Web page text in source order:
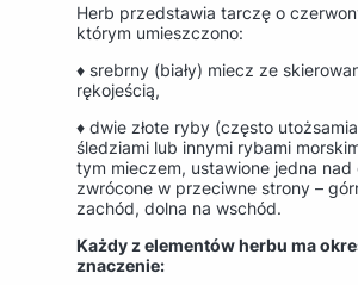
Herb przedstawia tarczę o
którym umieszczono:
♦ srebrny (biały) miecz ze
rękojeścią,
♦ dwie złote ryby (często
śledziami lub innymi rybami
tym mieczem, ustawione jedna nad
zwrócone w przeciwne strony –
zachód, dolna na wschód.
Każdy z elementów herbu ma
znaczenie: